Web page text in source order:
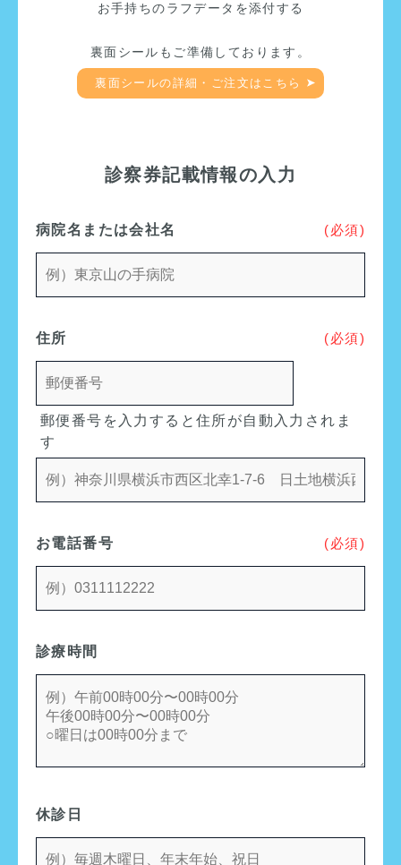
お手持ちのラフデータを添付する
裏面シールもご準備しております。
裏面シールの詳細・ご注文はこちら
診察券記載情報の入力
病院名または会社名 (必須)
住所 (必須)
郵便番号を入力すると住所が自動入力されま
す
お電話番号 (必須)
診療時間
休診日